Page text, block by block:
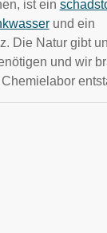
ist ein
und ein
Die Natur gibt
und wir